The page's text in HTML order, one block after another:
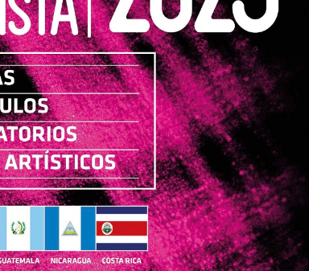
llama a
JULIO 24, 2026
Rechazo al reparto desigual
de ganancias es mayor
cuando hubo esfuerzo